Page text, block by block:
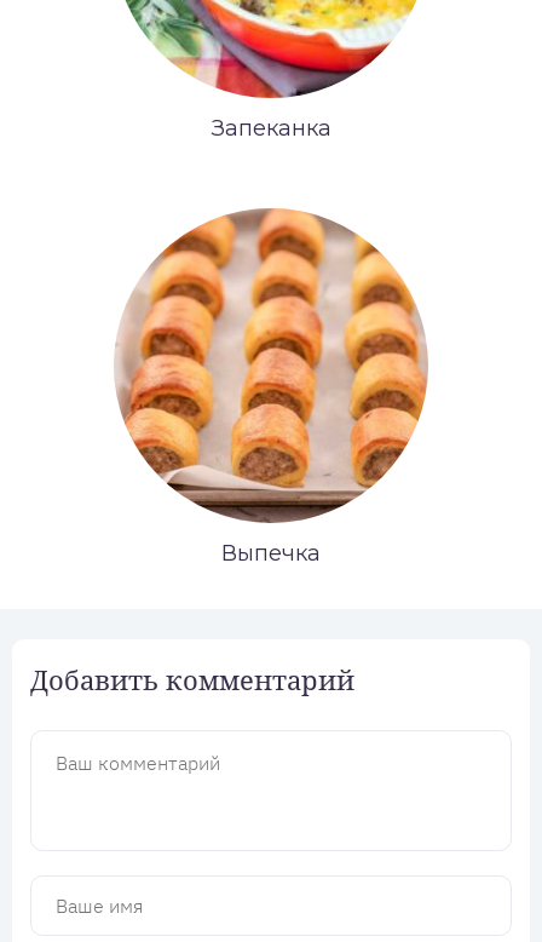
Запеканка
Выпечка
Добавить комментарий